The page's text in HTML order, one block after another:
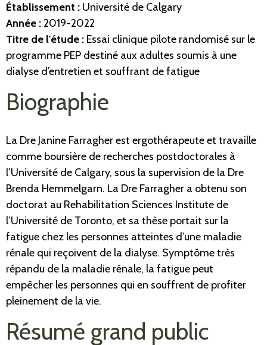
Établissement : Université de Calgary
Année :2019-2022
Titre de l'étude : Essai clinique pilote randomisé sur le
programme PEP destiné aux adultes soumis à une
dialyse d’entretien et souffrant de fatigue​
Biographie
La Dre Janine Farragher est ergothérapeute et travaille
comme boursière de recherches postdoctorales à
l’Université de Calgary, sous la supervision de la Dre
Brenda Hemmelgarn. La Dre Farragher a obtenu son
doctorat au Rehabilitation Sciences Institute de
l’Université de Toronto, et sa thèse portait sur la
fatigue chez les personnes atteintes d’une maladie
rénale qui reçoivent de la dialyse. Symptôme très
répandu de la maladie rénale, la fatigue peut
empêcher les personnes qui en souffrent de profiter
pleinement de la vie.
Résumé grand public